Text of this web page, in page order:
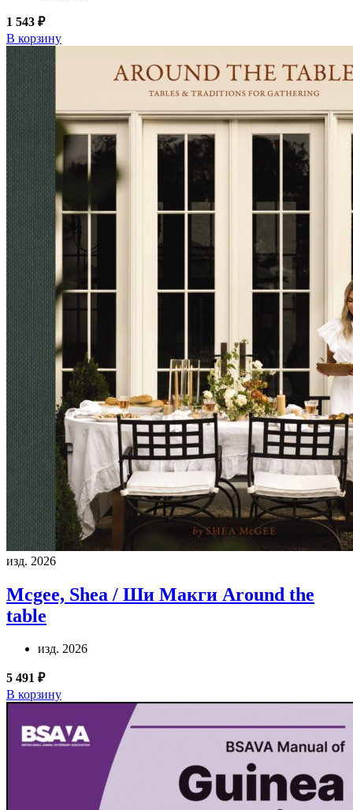
1 543 ₽
В корзину
изд. 2026
Mcgee, Shea / Ши Макги Around the
table
изд. 2026
5 491 ₽
В корзину